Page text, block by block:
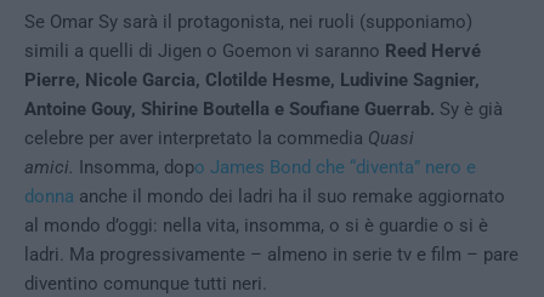
Se Omar Sy sarà il protagonista, nei ruoli (supponiamo)
simili a quelli di Jigen o Goemon vi saranno Reed Hervé
Pierre, Nicole Garcia, Clotilde Hesme, Ludivine Sagnier,
Antoine Gouy, Shirine Boutella e Soufiane Guerrab. Sy è già
celebre per aver interpretato la commedia Quasi
amici. Insomma, dopo James Bond che “diventa” nero e
donna anche il mondo dei ladri ha il suo remake aggiornato
al mondo d’oggi: nella vita, insomma, o si è guardie o si è
ladri. Ma progressivamente – almeno in serie tv e film – pare
diventino comunque tutti neri.